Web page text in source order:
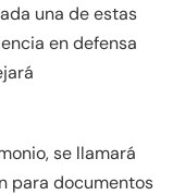
una de estas
en defensa
se llamará
para documentos